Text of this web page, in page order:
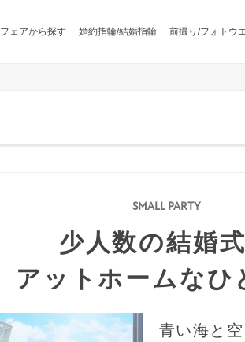
フェアから探す 婚約指輪/結婚指輪 前撮り/フォトウ
少人数の結婚
アットホームなひ
青い海と